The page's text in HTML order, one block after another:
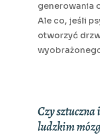
generowania
Ale co, jeśli
otworzyć
Czy
ludzkim